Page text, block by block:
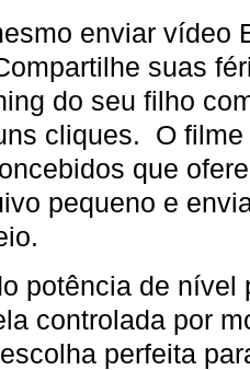
enviar vídeo
suas
do seu filho
cliques. O
que
pequeno e
potência de
controlada por
perfeita